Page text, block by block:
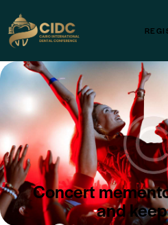
SHOWS
Concert
and